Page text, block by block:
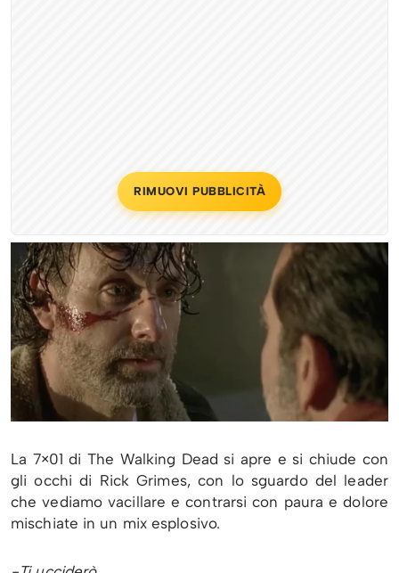
RIMUOVI PUBBLICITÀ
La 7×01 di The Walking Dead si apre e si chiude con
gli occhi di Rick Grimes, con lo sguardo del leader
che vediamo vacillare e contrarsi con paura e dolore
mischiate in un mix esplosivo.